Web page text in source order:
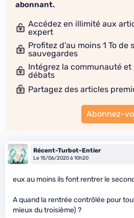
abonnant.
Accédez en illimité aux
expert
Profitez d'au moins 1 To de
sauvegardes
Intégrez la communauté
débats
Partagez des articles
Abonnez-
Récent-Turbot-Entier
Le 15/06/2020 à 10h20
eux au moins ils font rentrer le
A quand la rentrée contrôlée pour
mieux du troisième) ?